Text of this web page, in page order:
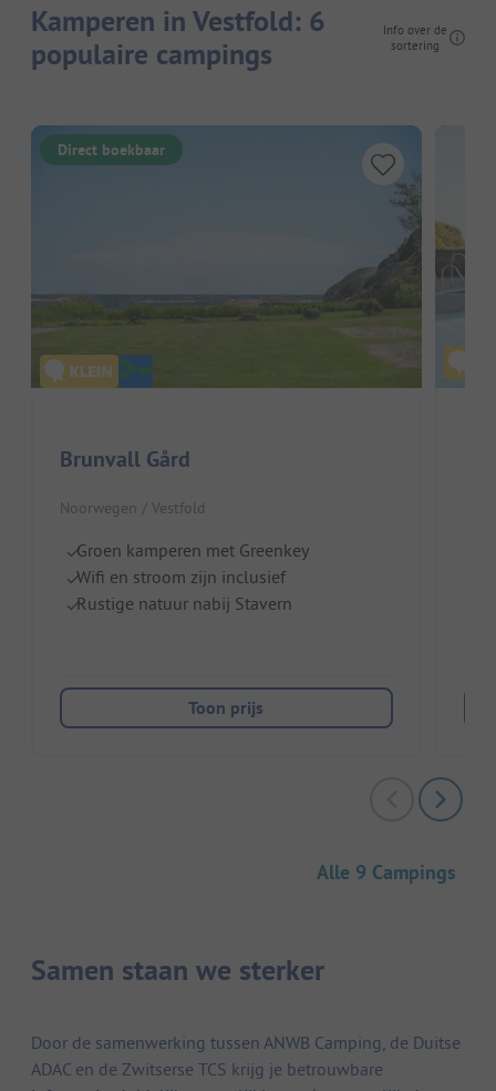
Kamperen in Vestfold: 6
populaire campings
Info over de
sortering
Direct boekbaar
Brunvall Gård
Noorwegen / Vestfold
Groen kamperen met Greenkey
Wifi en stroom zijn inclusief
Rustige natuur nabij Stavern
Toon prijs
Alle 9 Campings
Samen staan we sterker
Door de samenwerking tussen ANWB Camping, de Duitse
ADAC en de Zwitserse TCS krijg je betrouwbare